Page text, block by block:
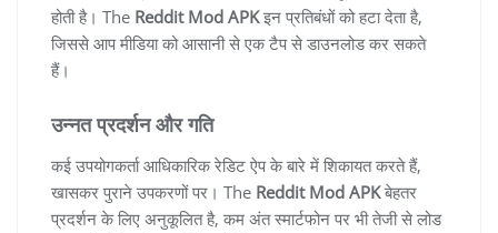
होती है। The Reddit Mod APKइन प्रतिबंधों को हटा देता है,
जिससे आप मीडिया को आसानी से एक टैप से डाउनलोड कर सकते
हैं।
उन्नत प्रदर्शन और गति
कई उपयोगकर्ता आधिकारिक रेडिट ऐप के बारे में शिकायत करते हैं,
खासकर पुराने उपकरणों पर। The Reddit Mod APKबेहतर
प्रदर्शन के लिए अनुकूलित है, कम अंत स्मार्टफोन पर भी तेजी से लोड